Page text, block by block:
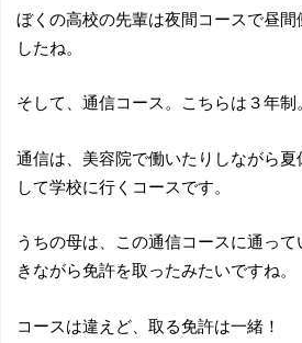
ぼくの高校の先輩は夜間コースで昼間
したね。
そして、通信コース。こちらは３年制。
通信は、美容院で働いたりしながら
して学校に行くコースです。
うちの母は、この通信コースに通っ
きながら免許を取ったみたいですね。
コースは違えど、取る免許は一緒！